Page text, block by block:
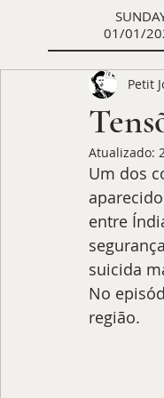
01/01/
Petit
Atualizado:
Um dos
entre
suicida
No
região.